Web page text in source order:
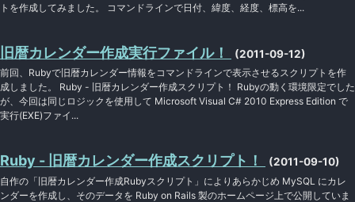
トを作成してみました。 コマンドラインで日付、緯度、経度、標高を...
旧暦カレンダー作成実行ファイル！ (2011-09-12)
前回、Rubyで旧暦カレンダー情報をコマンドラインで表示させるスクリプトを作
成しました。 Ruby - 旧暦カレンダー作成スクリプト！ Rubyの動く環境限定でした
が、今回は同じロジックを使用して Microsoft Visual C# 2010 Express Edition で
実行(EXE)ファイ...
Ruby - 旧暦カレンダー作成スクリプト！ (2011-09-10)
自作の「旧暦カレンダー作成Rubyスクリプト」によりあらかじめ MySQL にカレ
ンダーを作成し、そのデータを Ruby on Rails 製のホームページ上で公開していま